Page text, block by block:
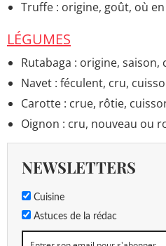
Truffe : origine, goût, où
LÉGUMES
Rutabaga : origine, saison,
Navet : féculent, cru,
Carotte : crue, rôtie,
Oignon : cru, nouveau ou
NEWSLETTERS
Cuisine
Astuces de la rédac